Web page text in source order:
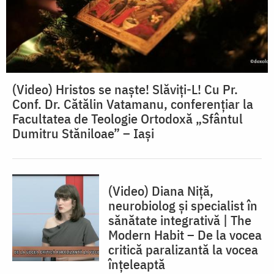
(Video) Hristos se naște! Slăviți-L! Cu Pr.
Conf. Dr. Cătălin Vatamanu, conferențiar la
Facultatea de Teologie Ortodoxă „Sfântul
Dumitru Stăniloae” – Iași
(Video) Diana Niță,
neurobiolog și specialist în
sănătate integrativă | The
Modern Habit – De la vocea
critică paralizantă la vocea
înțeleaptă